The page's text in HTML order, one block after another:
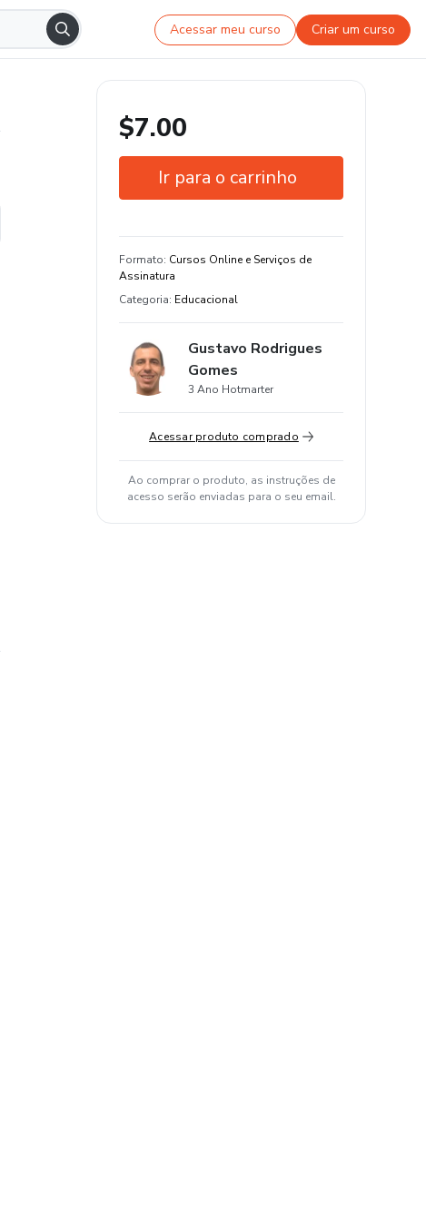
Acessar meu curso Criar um curso
$7.00
Ir para o carrinho
Estude do seu jeito e em qualquer
dispositivo
Formato: Cursos Online e Serviços de
Assinatura
Categoria: Educacional
Gustavo Rodrigues
Gomes
3 Ano Hotmarter
Acessar produto comprado
Ao comprar o produto, as instruções de
acesso serão enviadas para o seu email.